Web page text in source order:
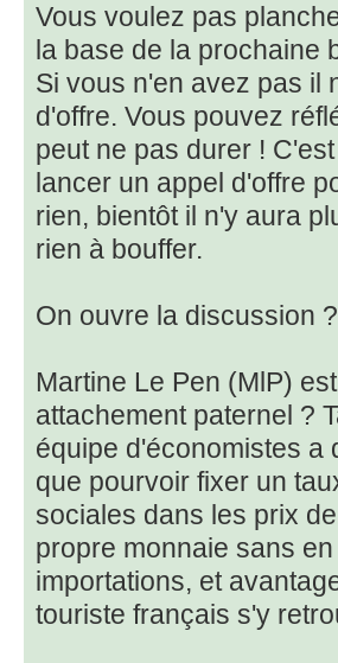
Vous voulez pas
la base de la prochaine
Si vous n'en avez pas il
d'offre. Vous pouvez
peut ne pas durer !
lancer un appel d'offre
rien, bientôt il n'y aura
rien à bouffer.
On ouvre la discussion
Martine Le Pen (MlP)
attachement paternel ?
équipe d'économistes a
que pourvoir fixer un
sociales dans les prix
propre monnaie sans
importations, et
touriste français s'y